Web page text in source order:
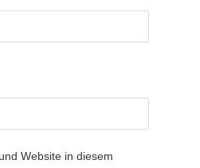
Website in diesem